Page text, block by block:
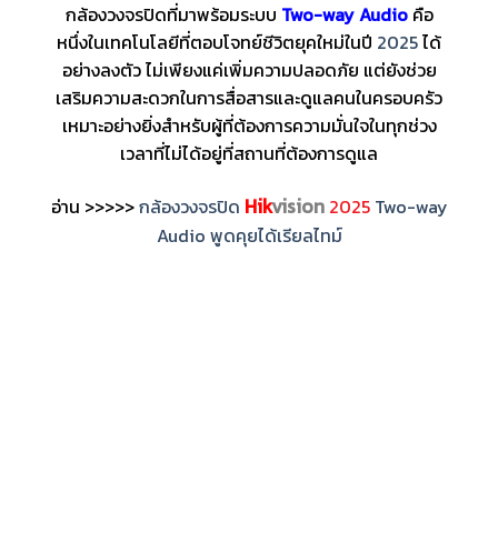
กล้องวงจรปิดที่มาพร้อมระบบ Two-way Audioคือ
หนึ่งในเทคโนโลยีที่ตอบโจทย์ชีวิตยุคใหม่ในปี 2025ได้
อย่างลงตัว ไม่เพียงแค่เพิ่มความปลอดภัย แต่ยังช่วย
เสริมความสะดวกในการสื่อสารและดูแลคนในครอบครัว
เหมาะอย่างยิ่งสำหรับผู้ที่ต้องการความมั่นใจในทุกช่วง
เวลาที่ไม่ได้อยู่ที่สถานที่ต้องการดูแล
อ่าน >>>>>กล้องวงจรปิด Hikvision 2025Two-way
Audio พูดคุยได้เรียลไทม์